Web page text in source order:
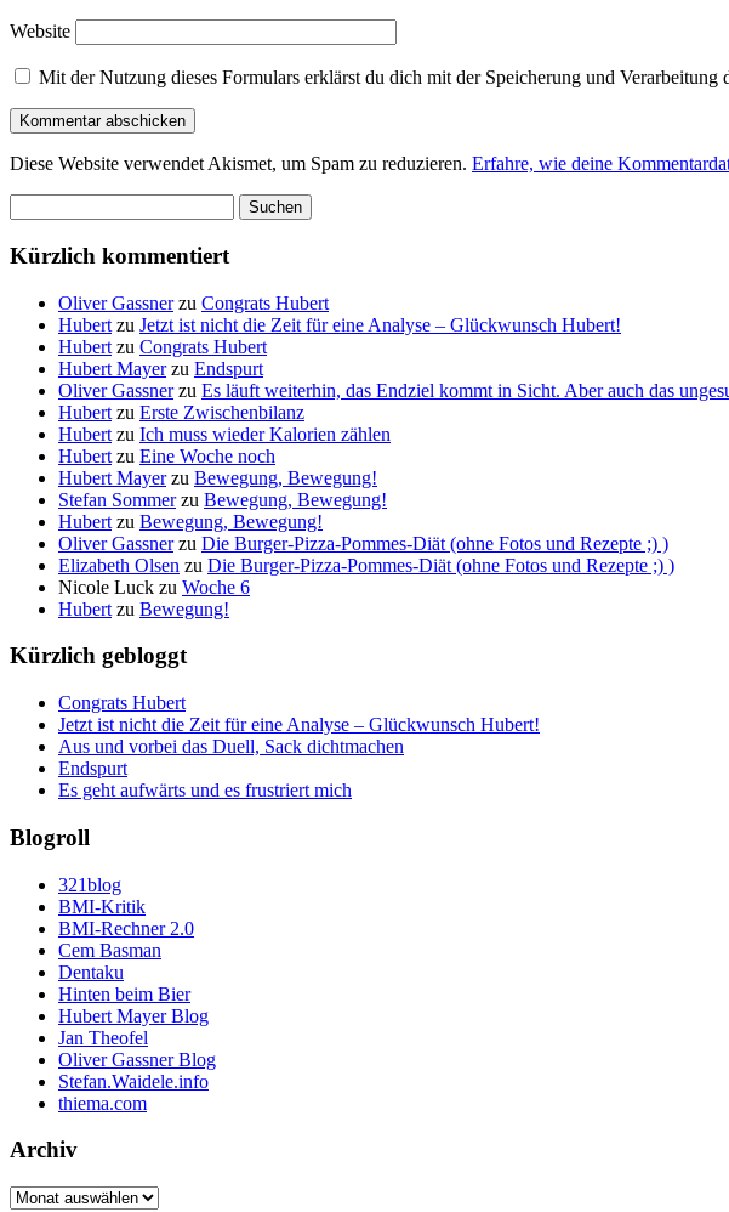
Website
Mit der Nutzung dieses Formulars erklärst du dich mit der Speicherung und Verarbeitung
Diese Website verwendet Akismet, um Spam zu reduzieren. Erfahre, wie deine
nach:
Kürzlich kommentiert
Oliver Gassnerzu Congrats Hubert
Hubert zu Jetzt ist nicht die Zeit für eine Analyse – Glückwunsch Hubert!
Hubert zu Congrats Hubert
Hubert Mayerzu Endspurt
Oliver Gassnerzu Es läuft weiterhin, das Endziel kommt in Sicht. Aber auch das
Hubert zu Erste Zwischenbilanz
Hubert zu Ich muss wieder Kalorien zählen
Hubert zu Eine Woche noch
Hubert Mayerzu Bewegung, Bewegung!
Stefan Sommerzu Bewegung, Bewegung!
Hubert zu Bewegung, Bewegung!
Oliver Gassnerzu Die Burger-Pizza-Pommes-Diät (ohne Fotos und Rezepte ;) )
Elizabeth Olsen zu Die Burger-Pizza-Pommes-Diät (ohne Fotos und Rezepte ;) )
Nicole Luck zu Woche 6
Hubert zu Bewegung!
Kürzlich gebloggt
Congrats Hubert
Jetzt ist nicht die Zeit für eine Analyse – Glückwunsch Hubert!
Aus und vorbei das Duell, Sack dichtmachen
Endspurt
Es geht aufwärts und es frustriert mich
Blogroll
321blog
BMI-Kritik
BMI-Rechner 2.0
Cem Basman
Dentaku
Hinten beim Bier
Hubert Mayer Blog
Jan Theofel
Oliver Gassner Blog
Stefan.Waidele.info
thiema.com
Archiv
Archiv